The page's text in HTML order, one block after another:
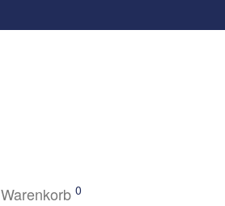
Warenkorb 0